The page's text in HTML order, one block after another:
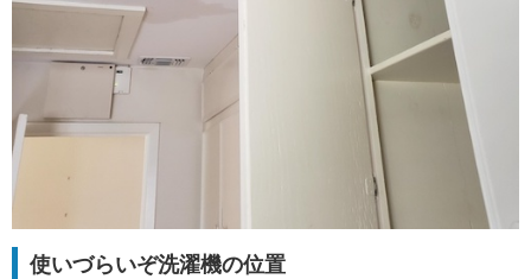
使いづらいぞ洗濯機の位置